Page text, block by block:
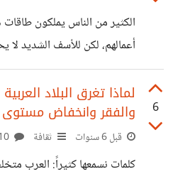
متجر إلكتروني كامل عليه وعرض
سواء أكانت كتب إلكترونية
تعليمية أو غيرها.. يحوي
الكثير من الناس يملكون طاقات
أعمالهم، لكن للأسف الشديد لا
هذه مأساة المآسي في عالمنا
الخاطئ. لو أن هذه الطاقات
الصحيح لأنتجت نتائج رائعة،
أغلب الأحيان.. فمن له ميول في
بالناس يدخل كلية الهندسة
6
لماذا تغرق البلاد
والفقر وانخفاض
قبل 6 سنوات ثقافة
كلمات نسمعها كثيراً: العرب